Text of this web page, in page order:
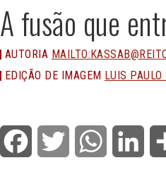
A fusão que
AUTORIA
EDIÇÃO DE IMAGEM LUIS PAULO
Facebook Twitter WhatsApp